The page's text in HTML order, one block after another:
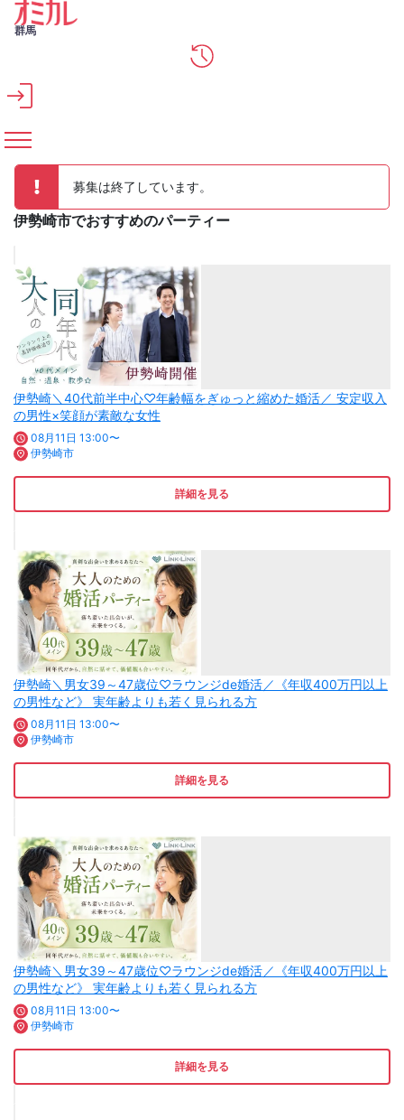
メインコンテンツへスキップ
群馬
募集は終了しています。
伊勢崎市でおすすめのパーティー
伊勢崎＼40代前半中心♡年齢幅をぎゅっと縮めた婚活／ 安定収入
の男性×笑顔が素敵な女性
08月11日 13:00〜
伊勢崎市
詳細を見る
伊勢崎＼男女39～47歳位♡ラウンジde婚活／《年収400万円以上
の男性など》 実年齢よりも若く見られる方
08月11日 13:00〜
伊勢崎市
詳細を見る
伊勢崎＼男女39～47歳位♡ラウンジde婚活／《年収400万円以上
の男性など》 実年齢よりも若く見られる方
08月11日 13:00〜
伊勢崎市
詳細を見る